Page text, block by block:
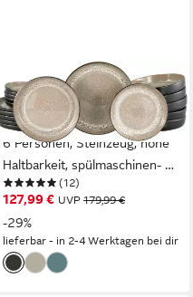
OTTO HOME
Teller-Set modernes Teller
Set, Service Novalee (18-tlg),
6 Personen, Steinzeug, hohe
Haltbarkeit, spülmaschinen- &
mikrowellengeeignet,
Reaktivglasur
(12)
127,99 € UVP 179,99 €
-29%
lieferbar - in 2-4 Werktagen bei dir